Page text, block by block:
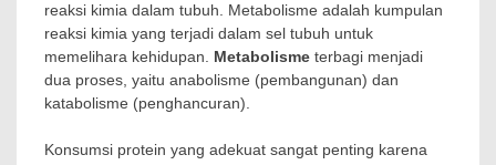
reaksi kimia dalam tubuh. Metabolisme adalah kumpulan
reaksi kimia yang terjadi dalam sel tubuh untuk
memelihara kehidupan. Metabolisme terbagi menjadi
dua proses, yaitu anabolisme (pembangunan) dan
katabolisme (penghancuran).
Konsumsi protein yang adekuat sangat penting karena